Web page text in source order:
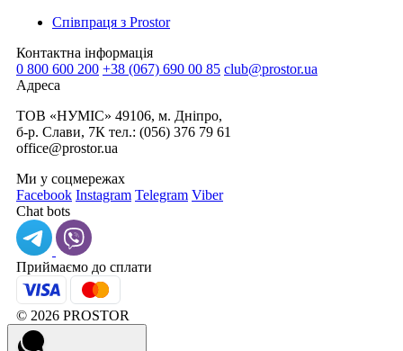
Співпраця з Prostor
Контактна інформація
0 800 600 200 +38 (067) 690 00 85 club@prostor.ua
Адреса
ТОВ «НУМІС» 49106, м. Дніпро,
б-р. Слави, 7К тел.: (056) 376 79 61
office@prostor.ua
Ми у соцмережах
Facebook Instagram Telegram Viber
Chat bots
Приймаємо до cплати
© 2026 PROSTOR